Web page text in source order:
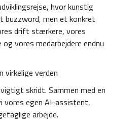
hvor kunstig
buzzword, men et konkret
drift stærkere, vores
vores medarbejdere endnu
verden
skridt. Sammen med en
vores egen AI-assistent,
arbejde.